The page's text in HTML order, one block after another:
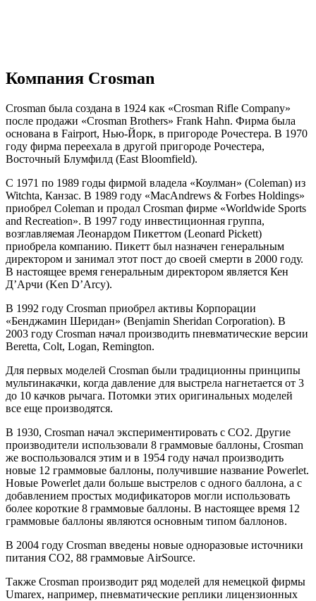
Компания Crosman
Crosman была создана в 1924 как «Crosman Rifle Company»
после продажи «Crosman Brothers» Frank Hahn. Фирма была
основана в Fairport, Нью-Йорк, в пригороде Рочестера. В 1970
году фирма переехала в другой пригороде Рочестера,
Восточный Блумфилд (East Bloomfield).
С 1971 по 1989 годы фирмой владела «Коулман» (Coleman) из
Witchta, Канзас. В 1989 году «MacAndrews & Forbes Holdings»
приобрел Coleman и продал Crosman фирме «Worldwide Sports
and Recreation». В 1997 году инвестиционная группа,
возглавляемая Леонардом Пикеттом (Leonard Pickett)
приобрела компанию. Пикетт был назначен генеральным
директором и занимал этот пост до своей смерти в 2000 году.
В настоящее время генеральным директором является Кен
Д’Арчи (Ken D’Arcy).
В 1992 году Crosman приобрел активы Корпорации
«Бенджамин Шеридан» (Benjamin Sheridan Corporation). В
2003 году Crosman начал производить пневматические версии
Beretta, Colt, Logan, Remington.
Для первых моделей Crosman были традиционны принципы
мультинакачки, когда давление для выстрела нагнетается от 3
до 10 качков рычага. Потомки этих оригинальных моделей
все еще производятся.
В 1930, Crosman начал экспериментировать с CO2. Другие
производители использовали 8 граммовые баллоны, Crosman
же воспользовался этим и в 1954 году начал производить
новые 12 граммовые баллоны, получившие название Powerlet.
Новые Powerlet дали больше выстрелов с одного баллона, а с
добавлением простых модификаторов могли использовать
более короткие 8 граммовые баллоны. В настоящее время 12
граммовые баллоны являются основным типом баллонов.
В 2004 году Crosman введены новые одноразовые источники
питания CO2, 88 граммовые AirSource.
Также Crosman производит ряд моделей для немецкой фирмы
Umarex, например, пневматические реплики лицензионных